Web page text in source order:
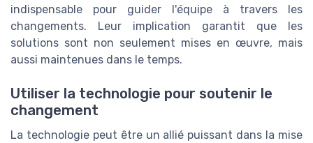
indispensable pour guider l'équipe à travers les
changements. Leur implication garantit que les
solutions sont non seulement mises en œuvre, mais
aussi maintenues dans le temps.
Utiliser la technologie pour soutenir le
changement
La technologie peut être un allié puissant dans la mise